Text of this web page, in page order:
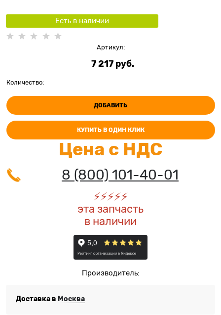
Есть в наличии
Артикул:
7 217 руб.
Количество:
ДОБАВИТЬ
КУПИТЬ В ОДИН КЛИК
Цена с НДС
8 (800) 101-40-01
⚡️⚡️⚡️⚡️⚡️
эта запчасть
в наличии
Производитель:
Доставка в Москва